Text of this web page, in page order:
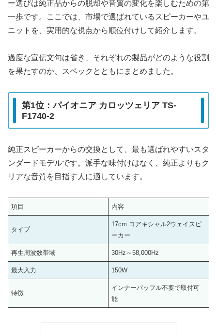
ー選びは純正品からの脱却や音質の変化を楽しむための第
一歩です。ここでは、市場で選ばれているスピーカーやユ
ニットを、実用的な視点から順位付けして紹介します。
過度な宣伝文句は省き、それぞれの製品がどのような役割
を果たすのか、スペックとともにまとめました。
第1位：パイオニア カロッツェリア TS-
F1740-2
純正スピーカーからの交換として、最も選ばれやすいスタ
ンダードモデルです。派手な味付けはなく、純正よりもク
リアな音質を目指す人に適しています。
項目 内容
タイプ
17cm コアキシャル2ウェイスピ
ーカー
再生周波数帯域 30Hz～58,000Hz
最大入力 150W
特徴
インナーバッフル不要で取付可
能